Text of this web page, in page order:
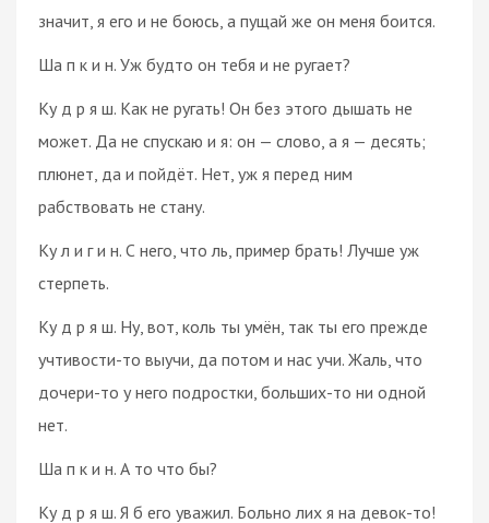
значит, я его и не боюсь, а пущай же он меня боится.
Ша п к и н. Уж будто он тебя и не ругает?
Ку д р я ш. Как не ругать! Он без этого дышать не
может. Да не спускаю и я: он — слово, а я — десять;
плюнет, да и пойдёт. Нет, уж я перед ним
рабствовать не стану.
Ку л и г и н. С него, что ль, пример брать! Лучше уж
стерпеть.
Ку д р я ш. Ну, вот, коль ты умён, так ты его прежде
учтивости-то выучи, да потом и нас учи. Жаль, что
дочери-то у него подростки, больших-то ни одной
нет.
Ша п к и н. А то что бы?
Ку д р я ш. Я б его уважил. Больно лих я на девок-то!